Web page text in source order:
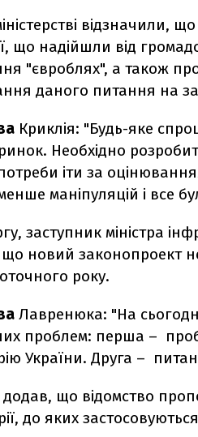
відзначили,
що надійшли від
"євроблях", а також
даного питання на
Криклія: "Будь-яке
Необхідно
іти за
маніпуляцій і все
заступник міністра
новий законопроект
року.
Лавренюка: "На
проблем: перша –
України. Друга –
що відомство
до яких